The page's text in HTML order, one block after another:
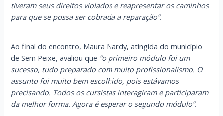
tiveram seus direitos violados e reapresentar os caminhos
para que se possa ser cobrada a reparação”.
Ao final do encontro, Maura Nardy, atingida do município
de Sem Peixe, avaliou que “o primeiro módulo foi um
sucesso, tudo preparado com muito profissionalismo. O
assunto foi muito bem escolhido, pois estávamos
precisando. Todos os cursistas interagiram e participaram
da melhor forma. Agora é esperar o segundo módulo”.